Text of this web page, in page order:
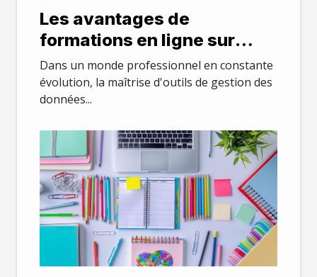
Les avantages de
formations en ligne sur
Excel pour professionnels
Dans un monde professionnel en constante
évolution, la maîtrise d'outils de gestion des
données...